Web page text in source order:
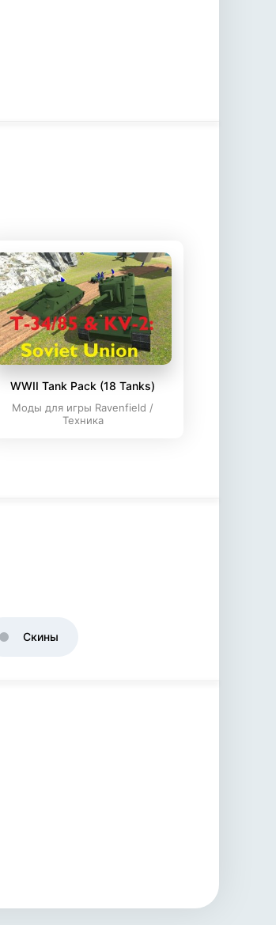
WWII Tank Pack (18 Tanks)
Моды для игры Ravenfield /
Техника
Скины